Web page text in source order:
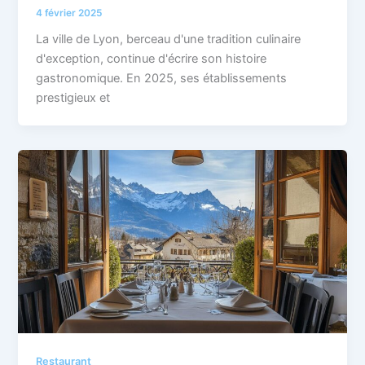
4 février 2025
La ville de Lyon, berceau d'une tradition culinaire
d'exception, continue d'écrire son histoire
gastronomique. En 2025, ses établissements
prestigieux et
Restaurant